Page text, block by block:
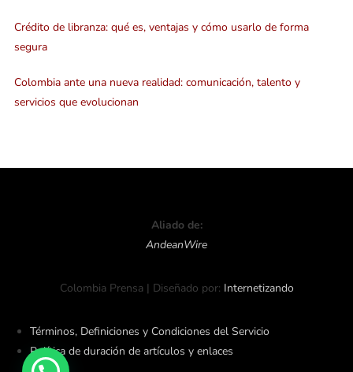
Crédito de libranza: qué es, ventajas y cómo usarlo de forma
segura
Colombia ante una nueva realidad: comunicación, talento y
servicios que evolucionan
Aliado de:
AndeanWire
Colombia Prensa | Diseñado por: Internetizando
Términos, Definiciones y Condiciones del Servicio
Política de duración de artículos y enlaces